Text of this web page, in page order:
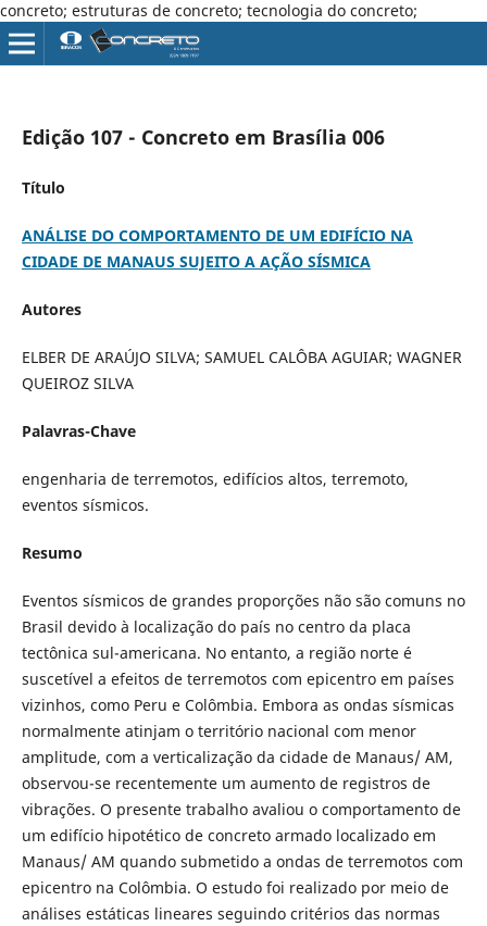
concreto; estruturas de concreto; tecnologia do concreto;
Edição 107 - Concreto em Brasília 006
Título
ANÁLISE DO COMPORTAMENTO DE UM EDIFÍCIO NA
CIDADE DE MANAUS SUJEITO A AÇÃO SÍSMICA
Autores
ELBER DE ARAÚJO SILVA; SAMUEL CALÔBA AGUIAR; WAGNER
QUEIROZ SILVA
Palavras-Chave
engenharia de terremotos, edifícios altos, terremoto,
eventos sísmicos.
Resumo
Eventos sísmicos de grandes proporções não são comuns no
Brasil devido à localização do país no centro da placa
tectônica sul-americana. No entanto, a região norte é
suscetível a efeitos de terremotos com epicentro em países
vizinhos, como Peru e Colômbia. Embora as ondas sísmicas
normalmente atinjam o território nacional com menor
amplitude, com a verticalização da cidade de Manaus/ AM,
observou-se recentemente um aumento de registros de
vibrações. O presente trabalho avaliou o comportamento de
um edifício hipotético de concreto armado localizado em
Manaus/ AM quando submetido a ondas de terremotos com
epicentro na Colômbia. O estudo foi realizado por meio de
análises estáticas lineares seguindo critérios das normas